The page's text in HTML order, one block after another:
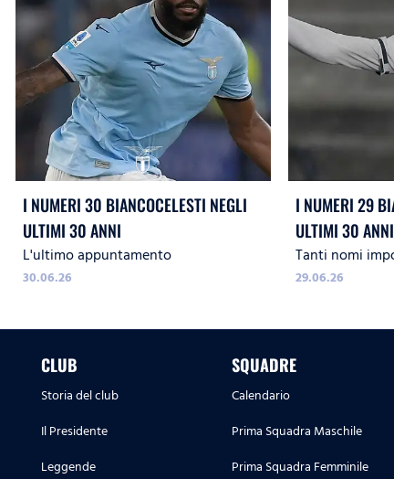
I NUMERI 30 BIANCOCELESTI NEGLI
ULTIMI 30 ANNI
L'ultimo appuntamento
30.06.26
I NUMERI 29
ULTIMI 30 ANNI
Tanti nomi
29.06.26
CLUB
Storia del club
Il Presidente
Leggende
SQUADRE
Calendario
Prima Squadra Maschile
Prima Squadra Femminile